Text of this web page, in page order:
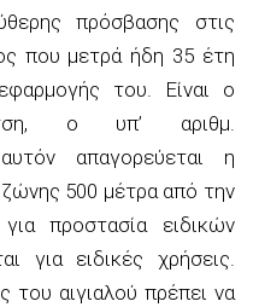
πρόσβασης στις
που μετρά ήδη 35 έτη
του. Είναι ο
ο υπ’ αριθμ.
απαγορεύεται η
500 μέτρα από την
προστασία ειδικών
για ειδικές χρήσεις.
του αιγιαλού πρέπει να